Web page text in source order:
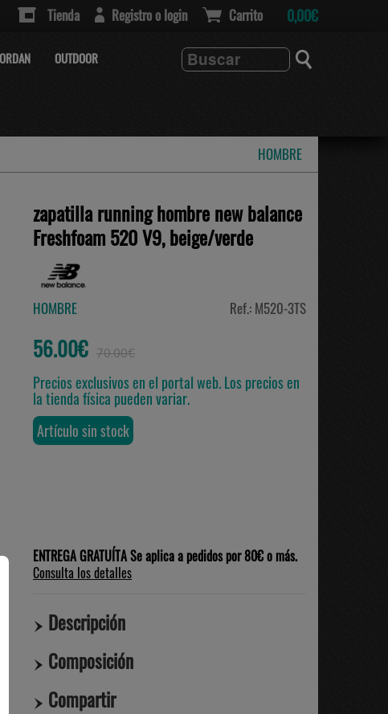
Tienda Registro o login Carrito 0,00€
OUTDOOR
HOMBRE
zapatilla running hombre new balance
Freshfoam 520 V9, beige/verde
HOMBRE Ref.: M520-3TS
56.00€ 70.00€
Precios exclusivos en el portal web. Los precios en
la tienda física pueden variar.
Artículo sin stock
ENTREGA GRATUÍTA Se aplica a pedidos por 80€ o más.
Consulta los detalles
Descripción
Composición
Compartir